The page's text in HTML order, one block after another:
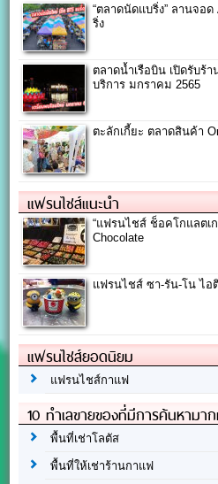
“ตลาดนัดแบริ่ง” ลานจอ
ริ่ง
ตลาดน้ำเรือบิน เปิดรับร้
บริการ มกราคม 2565
ตะลักเกี้ยะ ตลาดสินค้า
แฟรนไชส์แนะนำ
“แฟรนไชส์ ช็อคโกแลตเ
Chocolate
แฟรนไชส์ ซา-รัน-โน ไ
แฟรนไชส์ยอดนิยม
แฟรนไชส์กาแฟ
10 ทำเลขายของที่มีการค้นหามา
พื้นที่เช่าโลตัส
พื้นที่ให้เช่าร้านกาแฟ